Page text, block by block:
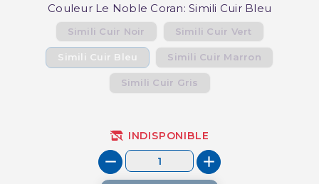
Couleur Le Noble Coran: Simili Cuir Bleu
Simili Cuir Noir Simili Cuir Vert
Simili Cuir Bleu Simili Cuir Marron
Simili Cuir Gris
INDISPONIBLE